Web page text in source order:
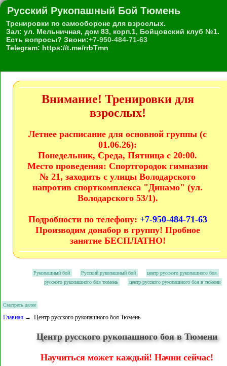
Русский Рукопашный Бой Тюмень
Тренировки по самообороне для взрослых.
Зал: ул. Мельничная, дом 83, корп.1, Бойцовский клуб №1.
Есть вопросы? Звони:+7-950-484-71-63
Telegram: https://t.me/rrbTmn
Внимание! Тренировки для
взрослых!
Летнее расписание для основной группы (с
01.06.26):
Понедельник, Среда, Пятница с 20:00.
Место проведения: Спортгородок гимназии
№ 21, заходить с улицы Володарского
напротив спорткомплекса "Динамо" (ул.
Володарского 53/1).
Подробности по телефону: +7-950-484-71-63
Производим донабор в группу! Пробное
занятие БЕСПЛАТНО!
Рукопашный бой Русский рукопашный бой
центр русского рукопашного боя
русского рукопашного боя тюмень
центр русского рукопашного боя в тюмени
Смотреть далее
Главная → Центр русского рукопашного боя Тюмень
Центр русского рукопашного боя в Тюмени
Научиться может каждый! Начни сейчас!